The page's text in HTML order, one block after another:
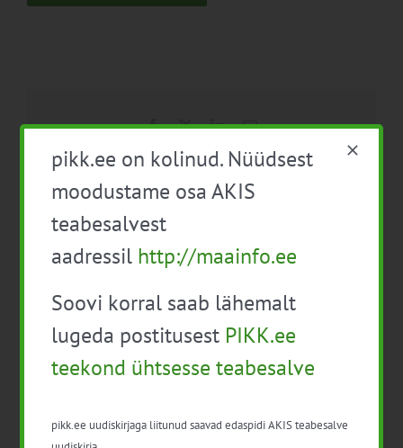
Facebook
X LinkedIn
Email
Õpiring
piimakarjakasvatajatele
lambakasvatuse
pikk.ee on kolinud. Nüüdsest
moodustame osa AKIS
teabesalvest
aadressil http://maainfo.ee
Soovi korral saab lähemalt
lugeda postitusest PIKK.ee
teekond ühtsesse teabesalve
pikk.ee uudiskirjaga liitunud saavad edaspidi AKIS teabesalve